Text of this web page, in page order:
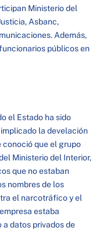
Ministerio del
Asbanc,
Además,
públicos en
el Estado ha sido
la develación
que el grupo
Ministerio del Interior,
que no estaban
nombres de los
el narcotráfico y el
estaba
datos privados de